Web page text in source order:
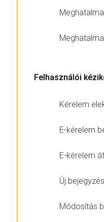
Felhasználói
Kérelem
E-kérelem
E-kérelem
Új
Módosítás